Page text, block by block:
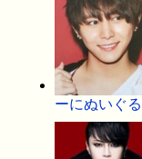
ーにぬいぐ